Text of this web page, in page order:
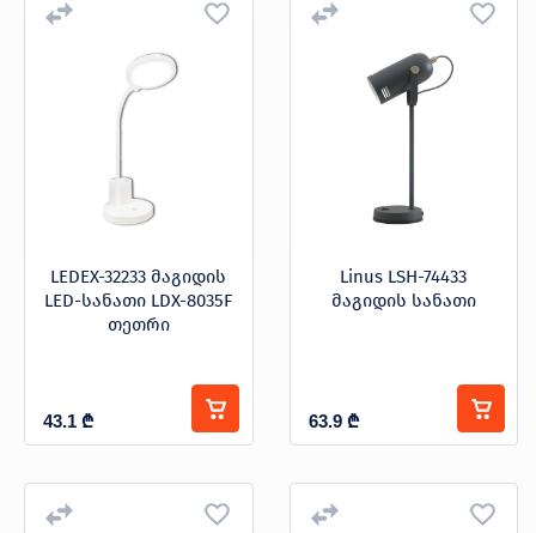
LEDEX-32233 მაგიდის
LED-სანათი LDX-8035F
თეთრი
43.1 ₾
Linus LSH-74433
მაგიდის სანათი
63.9 ₾